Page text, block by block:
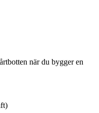
när du bygger en